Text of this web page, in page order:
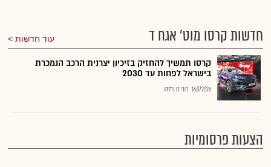
חדשות קרסו מוט' אגח ד עוד חדשות
קרסו תמשיך להחזיק בזיכיון יצרנית הרכב הנמכרת
בישראל לפחות עד 2030
16.07.2026 דובי בן גדליהו
הצעות פרסומיות